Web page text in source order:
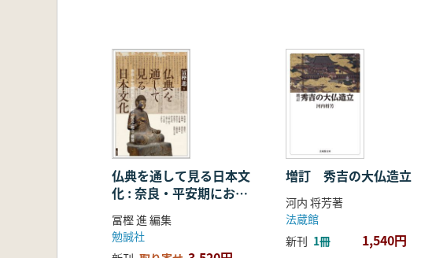
仏典を通して見る日本文
化 : 奈良・平安期におけ
る仏教の受容・融合・展
開
冨樫 進 編集
勉誠社
増訂 秀吉の大仏造立
河内 将芳著
法蔵館
新刊 1冊 1,540円